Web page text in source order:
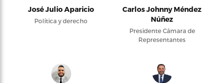
José Julio Aparicio
Política y derecho
Carlos Johnny Méndez
Núñez
Presidente Cámara de
Representantes